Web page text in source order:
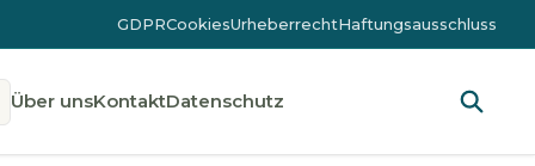
GDPRCookiesUrheberrechtHaftungsausschluss
Über unsKontaktDatenschutz